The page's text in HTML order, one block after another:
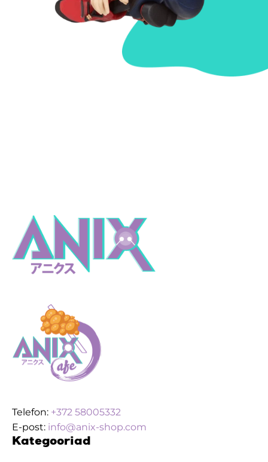
Telefon: +372 58005332
E-post: info@anix-shop.com
Kategooriad